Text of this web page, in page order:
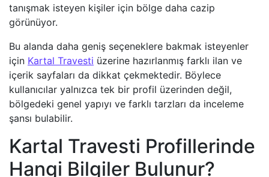
tanışmak isteyen kişiler için bölge daha cazip
görünüyor.
Bu alanda daha geniş seçeneklere bakmak isteyenler
için Kartal Travesti üzerine hazırlanmış farklı ilan ve
içerik sayfaları da dikkat çekmektedir. Böylece
kullanıcılar yalnızca tek bir profil üzerinden değil,
bölgedeki genel yapıyı ve farklı tarzları da inceleme
şansı bulabilir.
Kartal Travesti Profillerinde
Hangi Bilgiler Bulunur?